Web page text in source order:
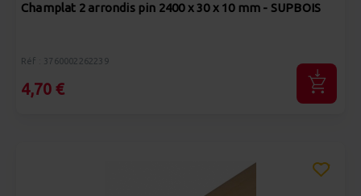
Champlat 2 arrondis pin 2400 x 30 x 10 mm - SUPBOIS
Réf : 3760002262239
4,70 €